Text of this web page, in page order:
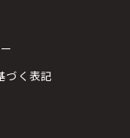
づく表記